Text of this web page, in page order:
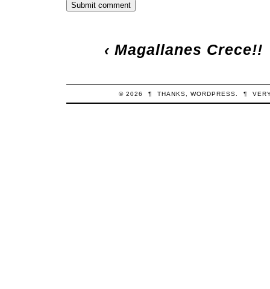
‹Magallanes Crece!!
© 2026 ¶ THANKS, WORDPRESS ¶